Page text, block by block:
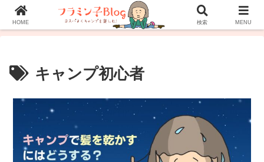
プロフィール お問い合わせ
キャンプ初心者
HOME 検索 MENU